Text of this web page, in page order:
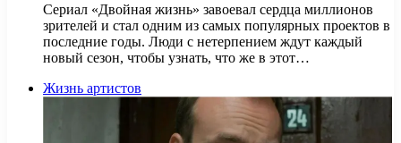
Сериал «Двойная жизнь» завоевал сердца миллионов
зрителей и стал одним из самых популярных проектов в
последние годы. Люди с нетерпением ждут каждый
новый сезон, чтобы узнать, что же в этот…
Жизнь артистов